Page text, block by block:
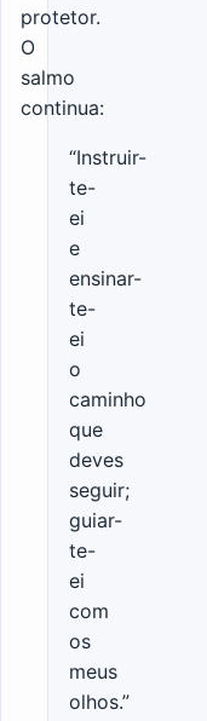
protetor.
O
salmo
continua:
“Instruir-
te-
ei
e
ensinar-
te-
ei
o
caminho
que
deves
seguir;
guiar-
te-
ei
com
os
meus
olhos.”